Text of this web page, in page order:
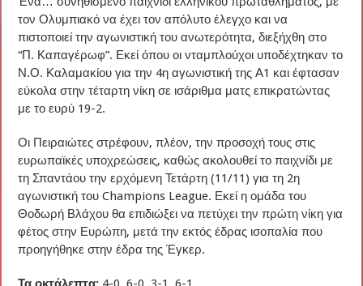
τον Ολυμπιακό να έχει τον απόλυτο έλεγχο και να
πιστοποιεί την αγωνιστική του ανωτερότητα, διεξήχθη στο
“Π. Καπαγέρωφ”. Εκεί όπου οι νταμπλούχοι υποδέχτηκαν το
Ν.Ο. Καλαμακίου για την 4η αγωνιστική της Α1 και έφτασαν
εύκολα στην τέταρτη νίκη σε ισάριθμα ματς επικρατώντας
με το ευρύ 19-2.
Οι Πειραιώτες στρέφουν, πλέον, την προσοχή τους στις
ευρωπαϊκές υποχρεώσεις, καθώς ακολουθεί το παιχνίδι με
τη Σπαντάου την ερχόμενη Τετάρτη (11/11) για τη 2η
αγωνιστική του Champions League. Εκεί η ομάδα του
Θοδωρή Βλάχου θα επιδιώξει να πετύχει την πρώτη νίκη για
φέτος στην Ευρώπη, μετά την εκτός έδρας ισοπαλία που
προηγήθηκε στην έδρα της Έγκερ.